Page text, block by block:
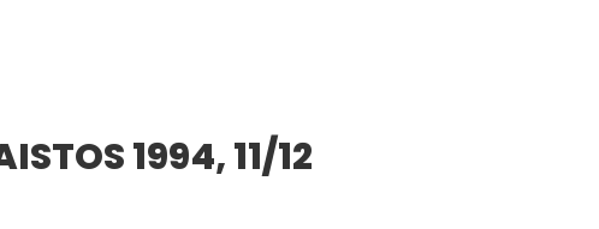
1994, 11/12